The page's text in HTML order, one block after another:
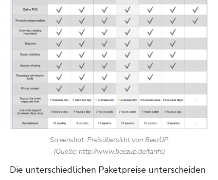
Screenshot: Preisübersicht von BeezUP
(Quelle: http://www.beezup.de/tarifs)
Die unterschiedlichen Paketpreise unterscheiden